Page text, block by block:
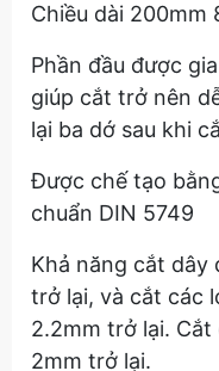
Chiều dài 200mm
Phần đầu được
giúp cắt trở nên
lại ba dớ sau khi
Được chế tạo
chuẩn DIN 5749
Khả năng cắt dây
trở lại, và cắt các
2.2mm trở lại.
2mm trở lại.